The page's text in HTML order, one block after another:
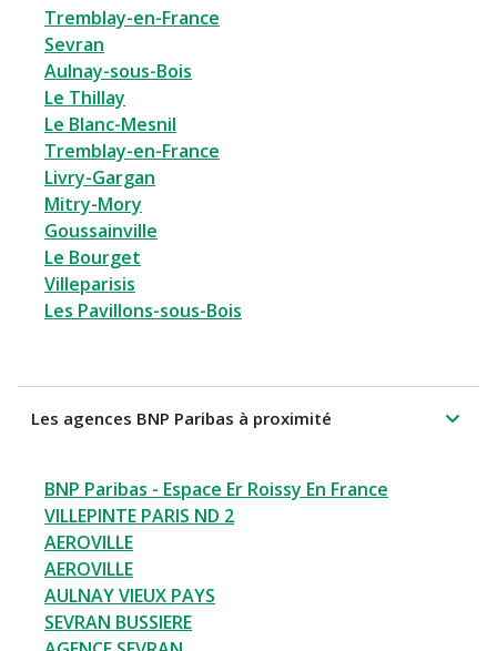
Tremblay-en-France
Sevran
Aulnay-sous-Bois
Le Thillay
Le Blanc-Mesnil
Tremblay-en-France
Livry-Gargan
Mitry-Mory
Goussainville
Le Bourget
Villeparisis
Les Pavillons-sous-Bois
Les agences BNP Paribas à proximité
BNP Paribas - Espace Er Roissy En France
VILLEPINTE PARIS ND 2
AEROVILLE
AEROVILLE
AULNAY VIEUX PAYS
SEVRAN BUSSIERE